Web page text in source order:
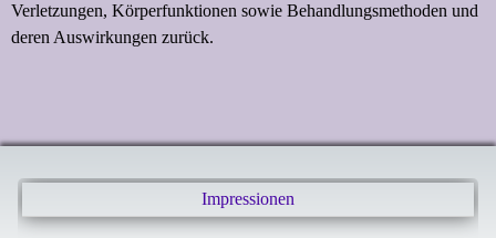
Verletzungen, Körperfunktionen sowie Behandlungsmethoden und
deren Auswirkungen zurück.
Impressionen